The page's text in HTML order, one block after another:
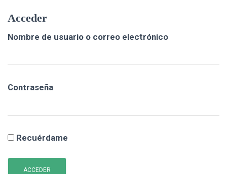
Acceder
Nombre de usuario o correo electrónico
Contraseña
Recuérdame
ACCEDER